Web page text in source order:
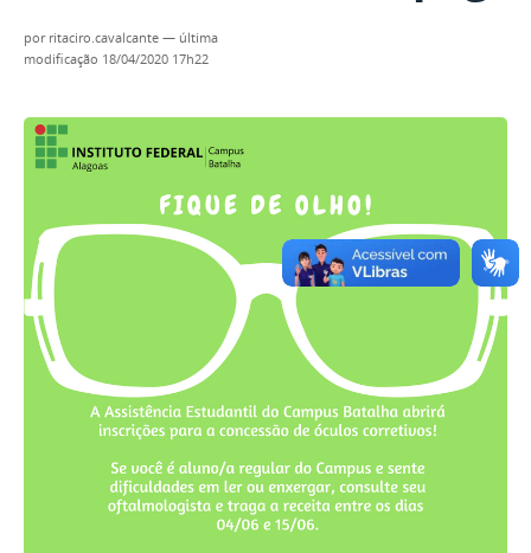
por ritaciro.cavalcante — última
modificação 18/04/2020 17h22